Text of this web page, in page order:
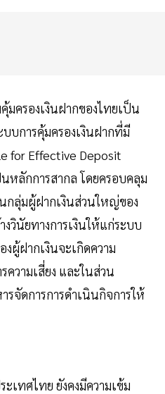
มครองเงินฝากของไทยเป็น
บการคุ้มครองเงินฝากที่มี
for Effective Deposit
หลักการสากล โดยครอบคลุม
กลุ่มผู้ฝากเงินส่วนใหญ่ของ
งวินัยทางการเงินให้แก่ระบบ
ผู้ฝากเงินจะเกิดความ
ความเสี่ยง และในส่วน
รจัดการการดำเนินกิจการให้
เทศไทย ยังคงมีความเข้ม